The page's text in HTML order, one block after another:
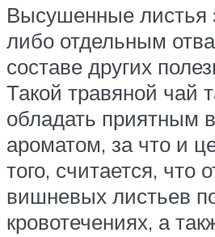
Высушенные листья
либо отдельным
составе других
Такой травяной чай
обладать приятным
ароматом, за что и
того, считается, что
вишневых листьев
кровотечениях, а